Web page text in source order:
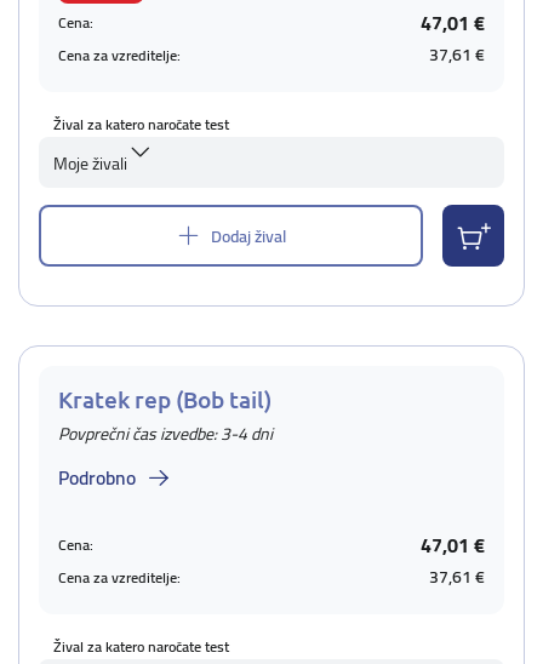
Cena:
47,01 €
Cena za vzreditelje: 37,61 €
Žival za katero naročate test
Moje živali
Dodaj žival
Kratek rep (Bob tail)
Povprečni čas izvedbe: 3-4 dni
Podrobno
Cena: 47,01 €
Cena za vzreditelje: 37,61 €
Žival za katero naročate test